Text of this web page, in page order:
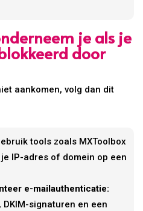
je als je
door
aankomen, volg dan dit
tools zoals MXToolbox
IP-adres of domein op een
e-mailauthenticatie:
signaturen en een